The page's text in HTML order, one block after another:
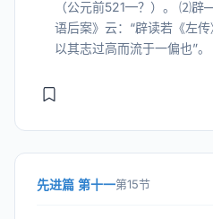
（公元前521—？）。 ⑵
语后案》云：“辟读若《左传
以其志过高而流于一偏也”。
先进篇 第十一第15节